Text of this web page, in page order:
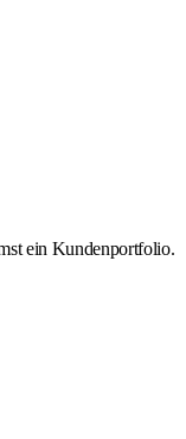
ein Kundenportfolio.